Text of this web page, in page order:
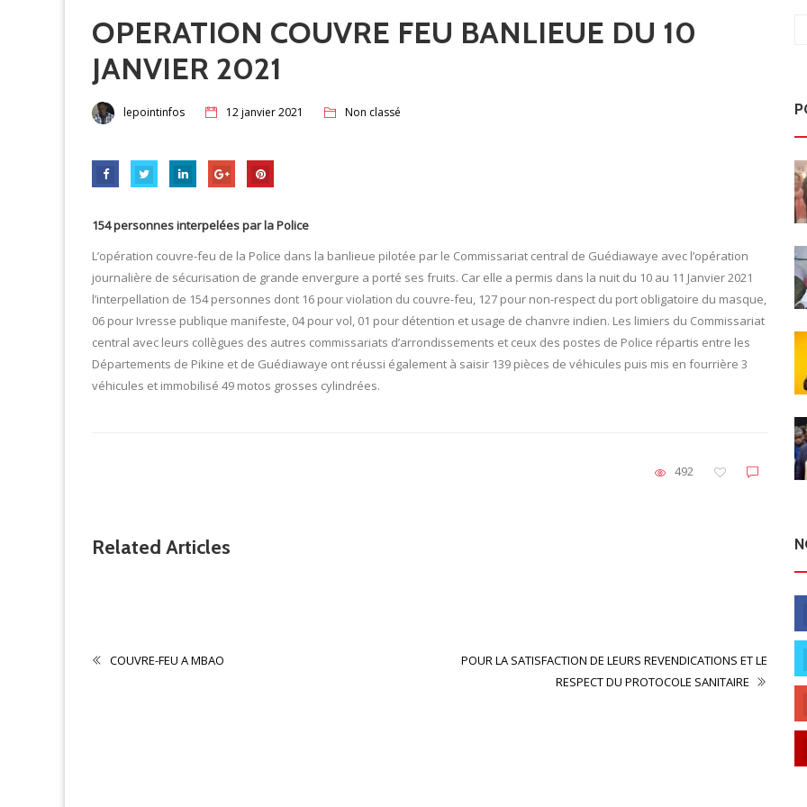
OPERATION COUVRE FEU BANLIEUE DU 10
JANVIER 2021
lepointinfos 12 janvier 2021 Non classé
154 personnes interpelées par la Police
L’opération couvre-feu de la Police dans la banlieue pilotée par le Commissariat central de Guédiawaye avec l’opération
journalière de sécurisation de grande envergure a porté ses fruits. Car elle a permis dans la nuit du 10 au 11 Janvier 2021
l’interpellation de 154 personnes dont 16 pour violation du couvre-feu, 127 pour non-respect du port obligatoire du masque,
06 pour Ivresse publique manifeste, 04 pour vol, 01 pour détention et usage de chanvre indien. Les limiers du Commissariat
central avec leurs collègues des autres commissariats d’arrondissements et ceux des postes de Police répartis entre les
Départements de Pikine et de Guédiawaye ont réussi également à saisir 139 pièces de véhicules puis mis en fourrière 3
véhicules et immobilisé 49 motos grosses cylindrées.
492
Related Articles
Non classé
COUVRE-FEU A MBAO
POUR LA SATISFACTION DE LEURS REVENDICATIONS ET LE
RESPECT DU PROTOCOLE SANITAIRE